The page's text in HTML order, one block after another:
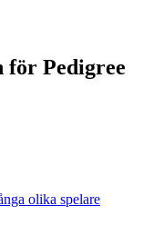
för Pedigree
olika spelare